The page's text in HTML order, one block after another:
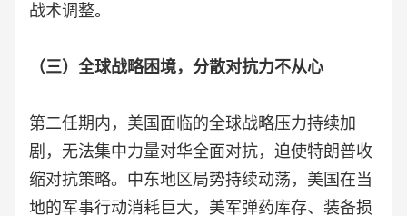
战术调整。
（三）全球战略困境，分散对抗力不从心
第二任期内，美国面临的全球战略压力持续加
剧，无法集中力量对华全面对抗，迫使特朗普收
缩对抗策略。中东地区局势持续动荡，美国在当
地的军事行动消耗巨大，美军弹药库存、装备损